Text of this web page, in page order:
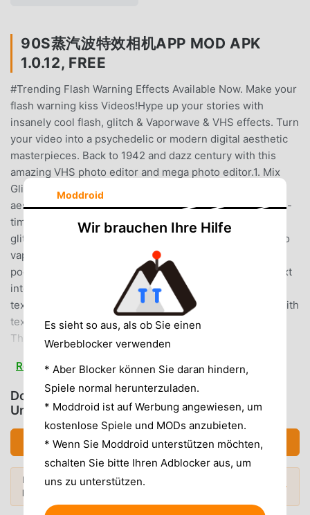
90S蒸汽波特效相机APP MOD APK
1.0.12, FREE
#Trending Flash Warning Effects Available Now. Make your
flash warning kiss Videos!Hype up your stories with
insanely cool flash, glitch & Vaporwave & VHS effects. Turn
your video into a psychedelic or modern digital aesthetic
masterpieces. Back to 1942 and dazz century with this
amazing VHS photo editor and mega photo editor.1. Mix
Glitch and Vintage Effects, Mega Photo Effects!Record
aesthetic and trippy videos with numerous powerful real-
time video filters and animated text. Ranging from RGB
glitches & VHS trippy sketch, also with pixelated filters to
vaporwave effects.Let our power director 90s be your
pocket video edit app now.2. Animated TextTurn your text
into stunning animations. Create awesome animated GIF
text or video. You can overlay the colorful background with
text animation. You can change the text color and fonts.
There are many art fonts and handwritten & calligraphy
most fashionable layers. Retro movie effects and fancy
Polaroid filter styles. There are many aesthetic VCR
camcorder and lots of beautiful frames for you to edit. Pls
use these popular light leak lomo styles and vintage layers
to create the art works. Add these layers to your video and
make it more eye-catching. You also can be the film maker
and vlog maker.4. Various Dynamic StickersRich of
dynamic memoji stickers in cute and various styles, which
will let you stand out from your friends! Want to get the
Read more
Download 90s蒸汽波特效相机App (MOD,
Unlocked)
Download APK (21.53MB)
Mehr entdecken? Stöbere in den
beliebtesten Mod APKs
Beliebte Mods →
Moddroid
Wir brauchen Ihre Hilfe
Es sieht so aus, als ob Sie einen
Werbeblocker verwenden
* Aber Blocker können Sie daran hindern,
Spiele normal herunterzuladen.
* Moddroid ist auf Werbung angewiesen, um
kostenlose Spiele und MODs anzubieten.
* Wenn Sie Moddroid unterstützen möchten,
schalten Sie bitte Ihren Adblocker aus, um
uns zu unterstützen.